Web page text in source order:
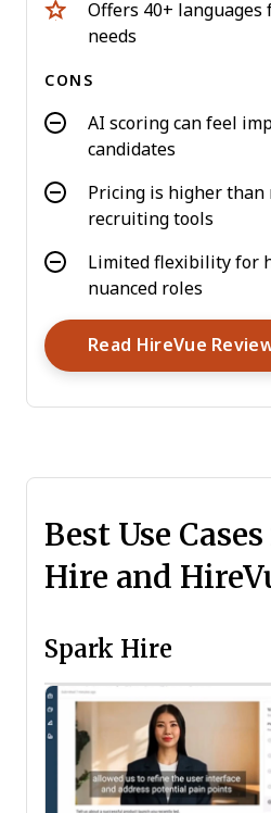
Offers 40+
needs
CONS
AI scoring can feel
candidates
Pricing is higher than
recruiting tools
Limited flexibility for
nuanced roles
Read HireVue
Best Use
Hire and
Spark Hire